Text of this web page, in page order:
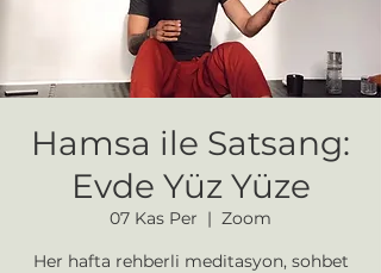
Hamsa ile Satsang:
Evde Yüz Yüze
07 Kas Per
  |
Zoom
Her hafta rehberli meditasyon, sohbet